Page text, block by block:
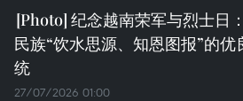
纪念越南荣军与烈士日
民族“饮水思源、知恩图报”的优
统
27/07/2026 01:00